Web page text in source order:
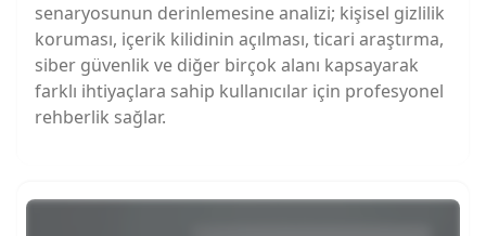
senaryosunun derinlemesine analizi; kişisel gizlilik
koruması, içerik kilidinin açılması, ticari araştırma,
siber güvenlik ve diğer birçok alanı kapsayarak
farklı ihtiyaçlara sahip kullanıcılar için profesyonel
rehberlik sağlar.